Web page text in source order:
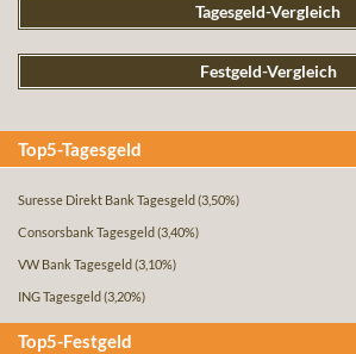
Tagesgeld-Vergleich
Festgeld-Vergleich
Top5-Tagesgeld
Suresse Direkt Bank Tagesgeld (3,50%)
Consorsbank Tagesgeld (3,40%)
VW Bank Tagesgeld (3,10%)
ING Tagesgeld (3,20%)
Top5-Festgeld